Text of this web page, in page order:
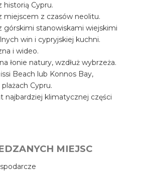
historią Cypru.
miejscem z czasów neolitu.
górskimi stanowiskami wiejskimi
win i cypryjskiej kuchni.
i wideo.
łonie natury, wzdłuż wybrzeża.
Beach lub Konnos Bay,
Cypru.
najbardziej klimatycznej części
MIEJSC